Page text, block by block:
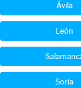
Ávila
León
Soria